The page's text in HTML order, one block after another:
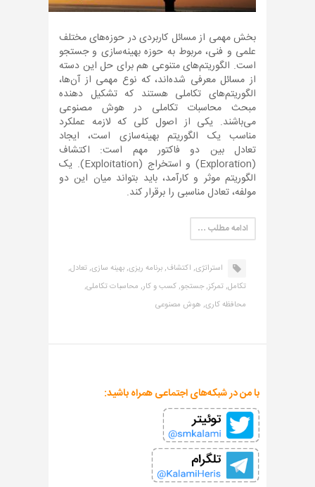
بخش مهمی از مسائل کاربردی در حوزه‌های مختلف
علمی و فنی، مربوط به حوزه بهینه‌سازی و جستجو
است. الگوریتم‌های متنوعی هم برای حل این دسته
از مسائل معرفی شده‌اند، که نوع مهمی از آن‌ها،
الگوریتم‌های تکاملی هستند که تشکیل دهنده
مبحث محاسبات تکاملی در هوش مصنوعی
می‌باشند. یکی از اصول کلی که لازمه عملکرد
مناسب یک الگوریتم بهینه‌سازی است، ایجاد
تعادل بین دو فاکتور مهم است: اکتشاف
(Exploration) و استخراج (Exploitation). یک
الگوریتم موثر و کارآمد، باید بتواند میان این دو
مولفه، تعادل مناسبی را برقرار کند.
ادامه مطلب …
استراتژی, اکتشاف,برنامه ریزی,بهینه سازی,تعادل,
تکامل,تمرکز,جستجو,کسب و کار, محاسبات تکاملی,
محافظه کاری, هوش مصنوعی
با من در شبکه‌های اجتماعی همراه باشید: